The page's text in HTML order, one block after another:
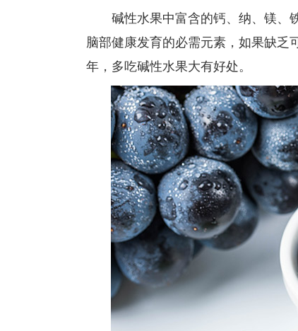
碱性水果中富含的钙、纳、镁、铁
脑部健康发育的必需元素，如果缺乏
年，多吃碱性水果大有好处。